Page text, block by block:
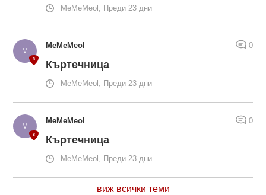
MeMeMeol, Преди 23 дни
MeMeMeol 0
Къртечница
MeMeMeol, Преди 23 дни
MeMeMeol 0
Къртечница
MeMeMeol, Преди 23 дни
виж всички теми